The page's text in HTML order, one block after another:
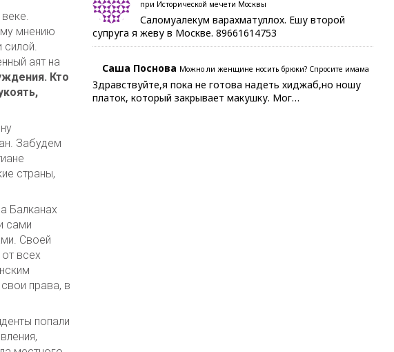
мнению
силой.
аят на
Кто
Забудем
страны,
Балканах
сами
Своей
всех
права, в
попали
при Исторической мечети Москвы
Саломуалекум варахматуллох. Ешу второй
супруга я жеву в Москве. 89661614753
Саша Поснова Можно ли женщине носить брюки? Спросите имама
Здравствуйте,я пока не готова надеть хиджаб,но ношу
платок, который закрывает макушку. Мог…